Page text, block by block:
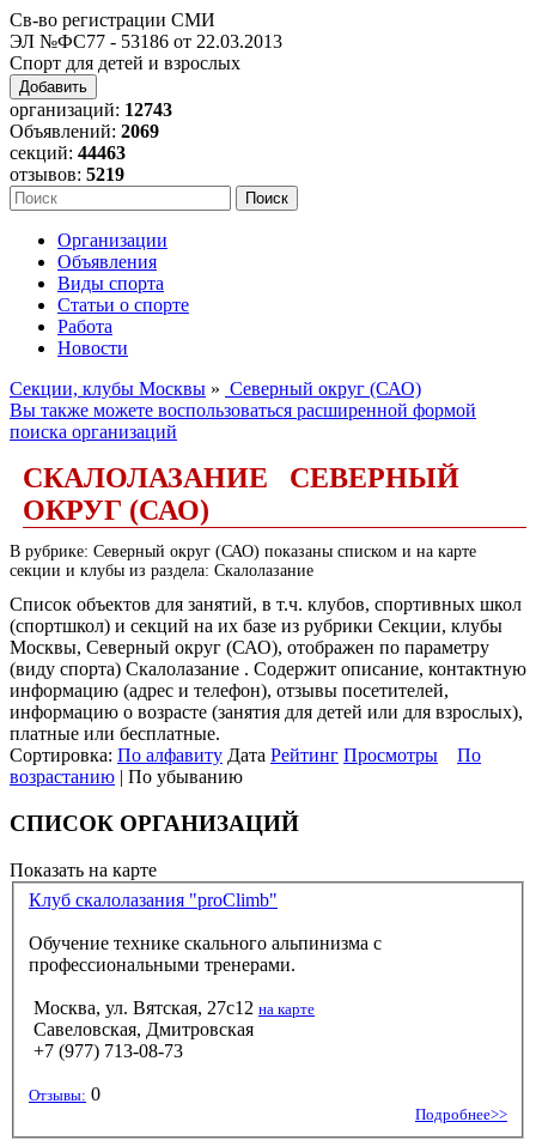
Св-во регистрации СМИ
ЭЛ №ФС77 - 53186 от 22.03.2013
Спорт для детей и взрослых
Добавить
организаций: 12743
Объявлений: 2069
секций: 44463
отзывов: 5219
Организации
Объявления
Виды спорта
Статьи о спорте
Работа
Новости
Секции, клубы Москвы » Северный округ (САО)
Вы также можете воспользоваться расширенной формой
поиска организаций
СКАЛОЛАЗАНИЕ СЕВЕРНЫЙ
ОКРУГ (САО)
В рубрике: Северный округ (САО) показаны списком и на карте
секции и клубы из раздела: Скалолазание
Список объектов для занятий, в т.ч. клубов, спортивных школ
(спортшкол) и секций на их базе из рубрики Секции, клубы
Москвы, Северный округ (САО), отображен по параметру
(виду спорта) Скалолазание . Содержит описание, контактную
информацию (адрес и телефон), отзывы посетителей,
информацию о возрасте (занятия для детей или для взрослых),
платные или бесплатные.
Сортировка: По алфавиту Дата Рейтинг Просмотры
По
возрастанию | По убыванию
СПИСОК ОРГАНИЗАЦИЙ
Показать на карте
Клуб скалолазания "proClimb"
Обучение технике скального альпинизма с
профессиональными тренерами.
Москва, ул. Вятская, 27с12 на карте
Савеловская, Дмитровская
+7 (977) 713-08-73
Отзывы: 0
Подробнее>>